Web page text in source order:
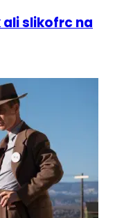
ali slikofrc na